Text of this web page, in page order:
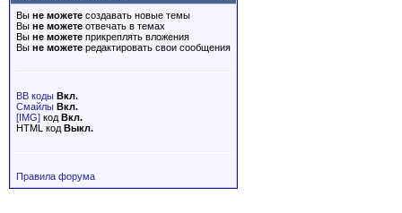
Вы не можете создавать новые темы
Вы не можете отвечать в темах
Вы не можете прикреплять вложения
Вы не можете редактировать свои сообщения
BB коды Вкл.
Смайлы Вкл.
[IMG] код Вкл.
HTML код Выкл.
Правила форума